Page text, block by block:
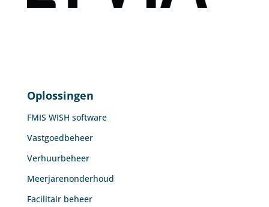
Oplossingen
FMIS WISH software
Vastgoedbeheer
Verhuurbeheer
Meerjarenonderhoud
Facilitair beheer